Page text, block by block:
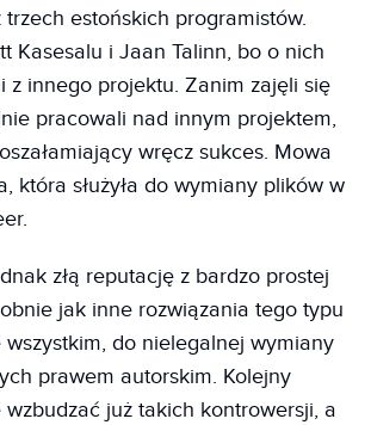
trzech estońskich programistów.
Kasesalu i Jaan Talinn, bo o nich
z innego projektu. Zanim zajęli się
pracowali nad innym projektem,
wręcz sukces. Mowa
która służyła do wymiany plików w
złą reputację z bardzo prostej
jak inne rozwiązania tego typu
wszystkim, do nielegalnej wymiany
prawem autorskim. Kolejny
wzbudzać już takich kontrowersji, a